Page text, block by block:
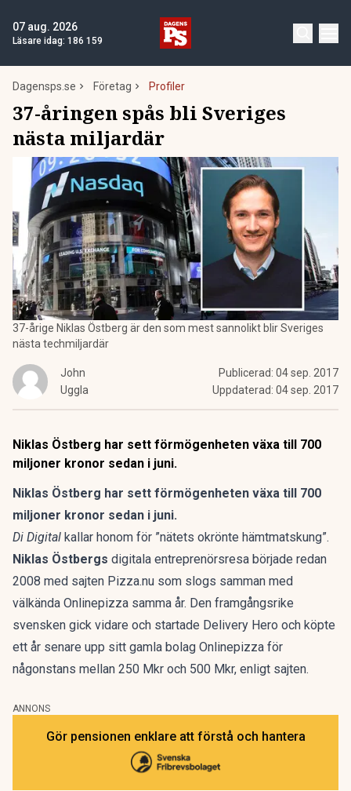
07 aug. 2026
Läsare idag: 186 159
Dagensps.se Företag Profiler
37-åringen spås bli Sveriges
nästa miljardär
37-årige Niklas Östberg är den som mest sannolikt blir Sveriges
nästa techmiljardär
John
Uggla
Publicerad: 04 sep. 2017
Uppdaterad: 04 sep. 2017
Niklas Östberg har sett förmögenheten växa till 700
miljoner kronor sedan i juni.
Niklas Östberg har sett förmögenheten växa till 700
miljoner kronor sedan i juni.
Di Digital kallar honom för ”nätets okrönte hämtmatskung”.
Niklas Östbergs digitala entreprenörsresa började redan
2008 med sajten Pizza.nu som slogs samman med
välkända Onlinepizza samma år. Den framgångsrike
svensken gick vidare och startade Delivery Hero och köpte
ett år senare upp sitt gamla bolag Onlinepizza för
någonstans mellan 250 Mkr och 500 Mkr, enligt sajten.
ANNONS
Gör pensionen enklare att förstå och hantera